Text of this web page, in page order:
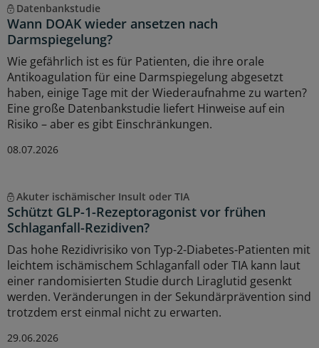
Datenbankstudie
Wann DOAK wieder ansetzen nach
Darmspiegelung?
Wie gefährlich ist es für Patienten, die ihre orale
Antikoagulation für eine Darmspiegelung abgesetzt
haben, einige Tage mit der Wiederaufnahme zu warten?
Eine große Datenbankstudie liefert Hinweise auf ein
Risiko – aber es gibt Einschränkungen.
08.07.2026
Akuter ischämischer Insult oder TIA
Schützt GLP-1-Rezeptoragonist vor frühen
Schlaganfall-Rezidiven?
Das hohe Rezidivrisiko von Typ-2-Diabetes-Patienten mit
leichtem ischämischem Schlaganfall oder TIA kann laut
einer randomisierten Studie durch Liraglutid gesenkt
werden. Veränderungen in der Sekundärprävention sind
trotzdem erst einmal nicht zu erwarten.
29.06.2026